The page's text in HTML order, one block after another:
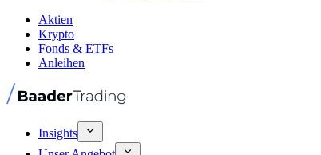
Aktien
Krypto
Fonds & ETFs
Anleihen
Insights